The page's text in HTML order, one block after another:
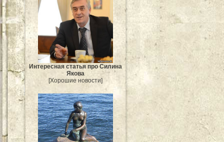
Интересная статья про Силина
Якова
[Хорошие новости]